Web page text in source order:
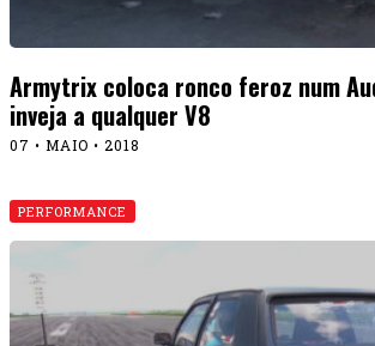
Armytrix coloca ronco feroz num
inveja a qualquer V8
07 • MAIO • 2018
PERFORMANCE